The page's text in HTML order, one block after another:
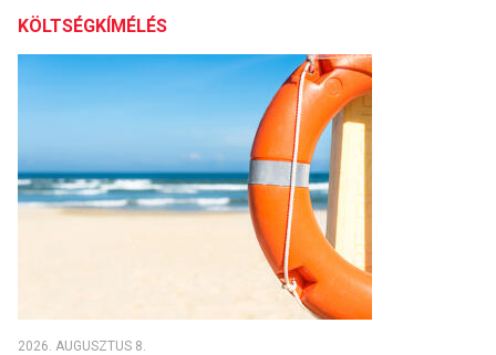
KÖLTSÉGKÍMÉLÉS
2026. AUGUSZTUS 8.